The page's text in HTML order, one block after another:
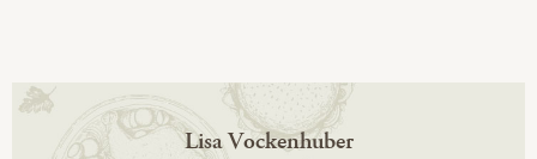
Lisa Vockenhuber